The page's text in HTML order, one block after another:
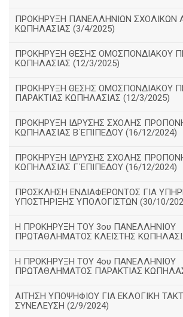
ΠΡΟΚΗΡΥΞΗ ΠΑΝΕΛΛΗΝΙΩΝ ΣΧΟΛΙΚΩΝ
ΚΩΠΗΛΑΣΙΑΣ (3/4/2025)
ΠΡΟΚΗΡΥΞΗ ΘΕΣΗΣ ΟΜΟΣΠΟΝΔΙΑΚΟΥ
ΚΩΠΗΛΑΣΙΑΣ (12/3/2025)
ΠΡΟΚΗΡΥΞΗ ΘΕΣΗΣ ΟΜΟΣΠΟΝΔΙΑΚΟΥ
ΠΑΡΑΚΤΙΑΣ ΚΩΠΗΛΑΣΙΑΣ (12/3/2025)
ΠΡΟΚΗΡΥΞΗ ΙΔΡΥΣΗΣ ΣΧΟΛΗΣ
ΚΩΠΗΛΑΣΙΑΣ Β΄ΕΠΙΠΕΔΟΥ (16/12/2024)
ΠΡΟΚΗΡΥΞΗ ΙΔΡΥΣΗΣ ΣΧΟΛΗΣ
ΚΩΠΗΛΑΣΙΑΣ Γ΄ΕΠΙΠΕΔΟΥ (16/12/2024)
ΠΡΟΣΚΛΗΣΗ ΕΝΔΙΑΦΕΡΟΝΤΟΣ ΓΙΑ
ΥΠΟΣΤΗΡΙΞΗΣ ΥΠΟΛΟΓΙΣΤΩΝ (30/10/
Η ΠΡΟΚΗΡΥΞΗ ΤΟΥ 3ου ΠΑΝΕΛΛΗΝΙΟΥ
ΠΡΩΤΑΘΛΗΜΑΤΟΣ ΚΛΕΙΣΤΗΣ
Η ΠΡΟΚΗΡΥΞΗ ΤΟΥ 4ου ΠΑΝΕΛΛΗΝΙΟΥ
ΠΡΩΤΑΘΛΗΜΑΤΟΣ ΠΑΡΑΚΤΙΑΣ
ΑΙΤΗΣΗ ΥΠΟΨΗΦΙΟΥ ΓΙΑ ΕΚΛΟΓΙΚΗ
ΣΥΝΕΛΕΥΣΗ (2/9/2024)